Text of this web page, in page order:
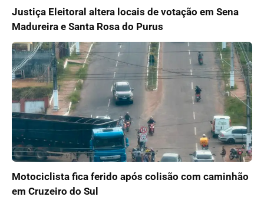
Justiça Eleitoral altera locais de votação em Sena
Madureira e Santa Rosa do Purus
Motociclista fica ferido após colisão com caminhão
em Cruzeiro do Sul